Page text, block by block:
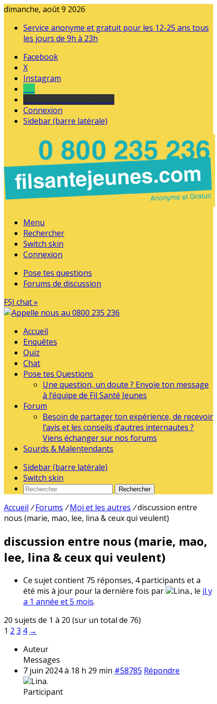
dimanche, août 9 2026
Service anonyme et gratuit pour les 12-25 ans tous
les jours de 9h à 23h
Facebook
X
Instagram
Connexion
Sidebar (barre latérale)
Menu
Rechercher
Switch skin
Connexion
Pose tes questions
Forums de discussion
FSJ chat »
Accueil
Enquêtes
Quiz
Chat
Pose tes Questions
Une question, un doute ? Envoie ton message
à l’équipe de Fil Santé Jeunes
Forum
Besoin de partager ton expérience, de recevoir
l’avis et les conseils d’autres internautes ?
Viens échanger sur nos forums
Sourds & Malentendants
Sidebar (barre latérale)
Switch skin
Rechercher
Accueil / Forums / Moi et les autres /discussion entre
nous (marie, mao, lee, lina & ceux qui veulent)
discussion entre nous (marie, mao,
lee, lina & ceux qui veulent)
Ce sujet contient 75 réponses, 4 participants et a
été mis à jour pour la dernière fois par
Lina., le il y
a 1 année et 5 mois.
20 sujets de 1 à 20 (sur un total de 76)
1 2 3 4 →
Auteur
Messages
7 juin 2024 à 18 h 29 min #58785 Répondre
Lina.
Participant